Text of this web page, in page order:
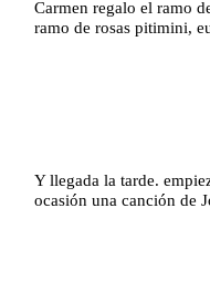
Carmen regalo el ramo
ramo de rosas pitimini,
Y llegada la tarde.
ocasión una canción de